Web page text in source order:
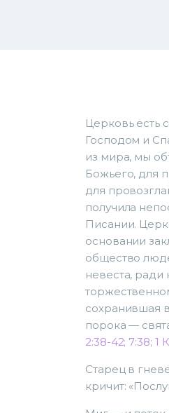
Церковь есть
Господом и
из мира, мы
Божьего, для
для
получила
Писании.
основании
общество
невеста, ради
сохранившая
порока —
2:38-42; 7:38; 1
Старец в
кричит: